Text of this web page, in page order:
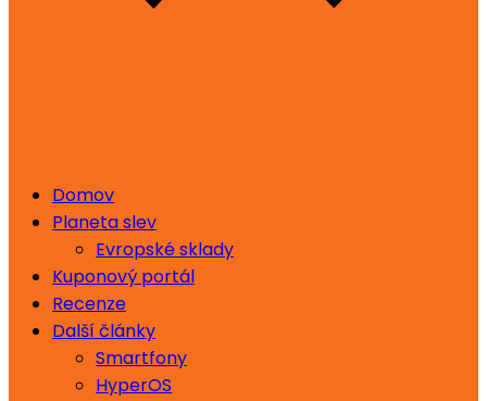
Domov
Planeta slev
Evropské sklady
Kuponový portál
Recenze
Další články
Smartfony
HyperOS